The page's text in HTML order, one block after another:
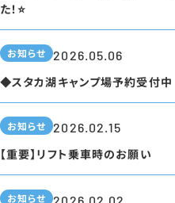
た！⭐
お知らせ 2026.05.06
◆スタカ湖キャンプ場予約受付中
お知らせ 2026.02.15
【重要】リフト乗車時のお願い
お知らせ 2026.02.02